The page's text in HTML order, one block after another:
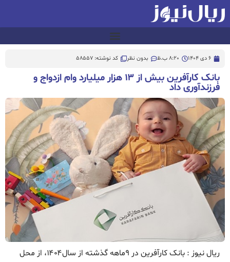
6 دی 1404 8:20 ب.ظ بدون نظر کد نوشته: 58557
بانک کارآفرین بیش از ۱۳ هزار میلیارد وام ازدواج و
فرزندآوری داد
ریال نیوز : بانک کارآفرین در ۹ماهه گذشته از سال۱۴۰۴، از محل